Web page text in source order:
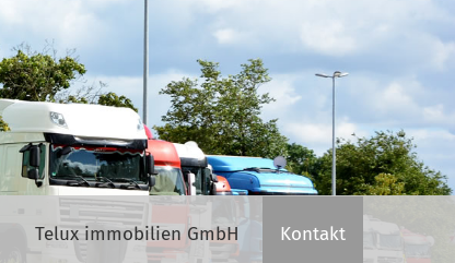
Telux immobilien GmbH Kontakt